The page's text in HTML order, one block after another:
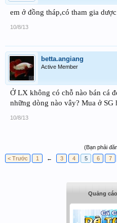
em ở đồng tháp,có tham gia
10/8/13
betta.angiang
Active Member
Ở LX không có chỗ nào bán cá
những dòng nào vây? Mua ở SG
10/8/13
(Bạn phải
< Trước
1 ← 3 4 5 6 7
Quảng cáo